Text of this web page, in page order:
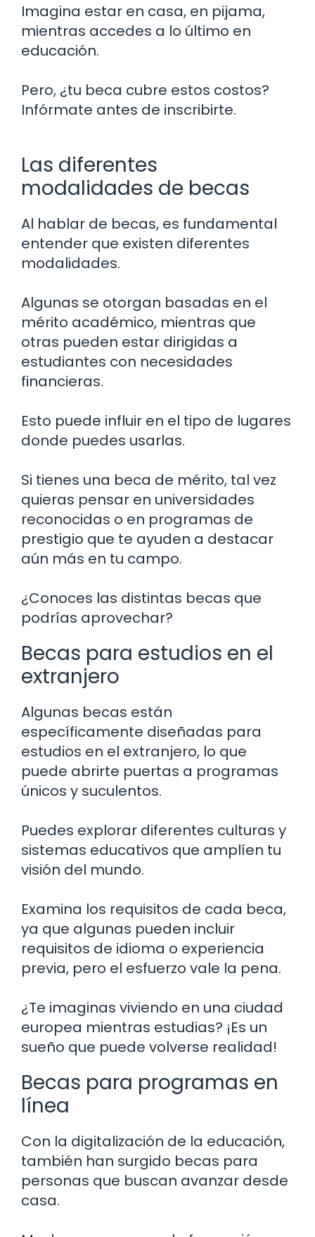
Imagina estar en casa, en pijama,
mientras accedes a lo último en
educación.
Pero, ¿tu beca cubre estos costos?
Infórmate antes de inscribirte.
Las diferentes
modalidades de becas
Al hablar de becas, es fundamental
entender que existen diferentes
modalidades.
Algunas se otorgan basadas en el
mérito académico, mientras que
otras pueden estar dirigidas a
estudiantes con necesidades
financieras.
Esto puede influir en el tipo de lugares
donde puedes usarlas.
Si tienes una beca de mérito, tal vez
quieras pensar en universidades
reconocidas o en programas de
prestigio que te ayuden a destacar
aún más en tu campo.
¿Conoces las distintas becas que
podrías aprovechar?
Becas para estudios en el
extranjero
Algunas becas están
específicamente diseñadas para
estudios en el extranjero, lo que
puede abrirte puertas a programas
únicos y suculentos.
Puedes explorar diferentes culturas y
sistemas educativos que amplíen tu
visión del mundo.
Examina los requisitos de cada beca,
ya que algunas pueden incluir
requisitos de idioma o experiencia
previa, pero el esfuerzo vale la pena.
¿Te imaginas viviendo en una ciudad
europea mientras estudias? ¡Es un
sueño que puede volverse realidad!
Becas para programas en
línea
Con la digitalización de la educación,
también han surgido becas para
personas que buscan avanzar desde
casa.